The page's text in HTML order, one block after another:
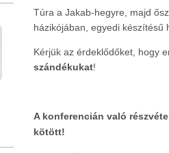
Túra a Jakab-hegyre, majd
házikójában, egyedi
Kérjük az érdeklődőket, hogy
szándékukat!
A konferencián való
kötött!